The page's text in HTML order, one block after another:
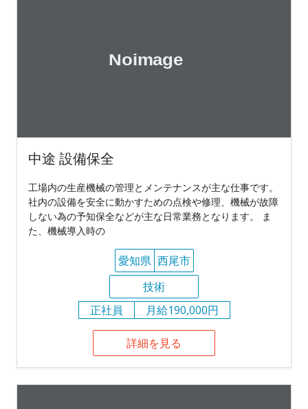
中途 設備保全
工場内の生産機械の管理とメンテナンスが主な仕事です。
社内の設備を安全に動かすための点検や修理、機械が故障
しない為の予知保全などが主な日常業務となります。 ま
た、機械導入時の
愛知県 西尾市
技術
正社員
月給190,000円
詳細を見る